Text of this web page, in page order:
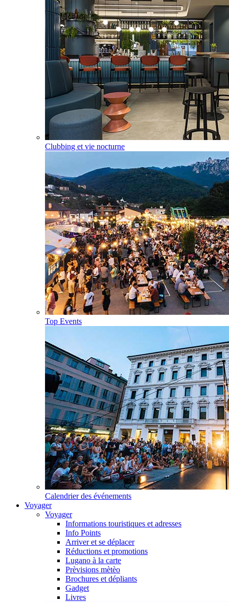
Clubbing et vie nocturne
Top Events
Calendrier des événements
Voyager
Voyager
Informations touristiques et adresses
Info Points
Arriver et se déplacer
Réductions et promotions
Lugano à la carte
Prèvisions mètèo
Brochures et dépliants
Gadget
Livres